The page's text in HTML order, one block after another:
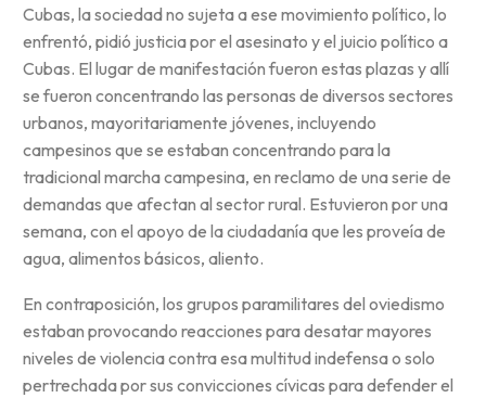
Cubas, la sociedad no sujeta a ese movimiento político, lo
enfrentó, pidió justicia por el asesinato y el juicio político a
Cubas. El lugar de manifestación fueron estas plazas y allí
se fueron concentrando las personas de diversos sectores
urbanos, mayoritariamente jóvenes, incluyendo
campesinos que se estaban concentrando para la
tradicional marcha campesina, en reclamo de una serie de
demandas que afectan al sector rural. Estuvieron por una
semana, con el apoyo de la ciudadanía que les proveía de
agua, alimentos básicos, aliento.
En contraposición, los grupos paramilitares del oviedismo
estaban provocando reacciones para desatar mayores
niveles de violencia contra esa multitud indefensa o solo
pertrechada por sus convicciones cívicas para defender el